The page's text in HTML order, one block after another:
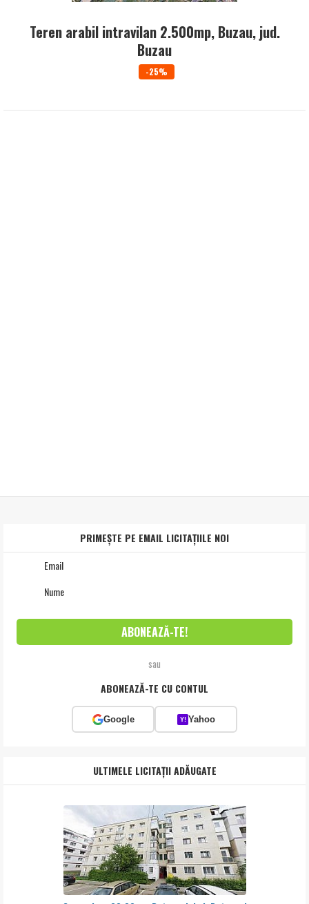
Teren arabil intravilan 2.500mp, Buzau, jud.
Buzau
-25%
PRIMEȘTE PE EMAIL LICITAȚIILE NOI
sau
ABONEAZĂ-TE CU CONTUL
Google Y! Yahoo
ULTIMELE LICITAȚII ADĂUGATE